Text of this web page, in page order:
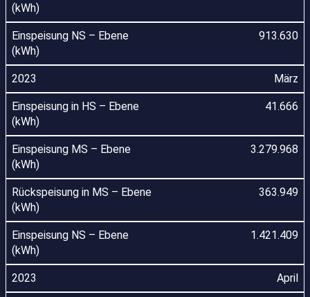
913.630
März
41.666
3.279.968
363.949
1.421.409
April